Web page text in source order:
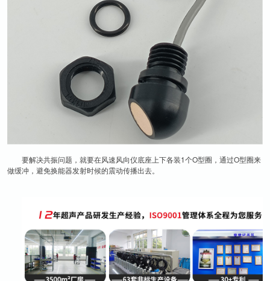
要解决共振问题，就要在风速风向仪底座上下各装1个O型圈，通过O型圈来
做缓冲，避免换能器发射时候的震动传播出去。